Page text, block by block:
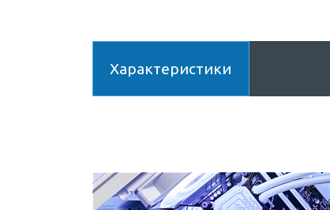
Характеристики